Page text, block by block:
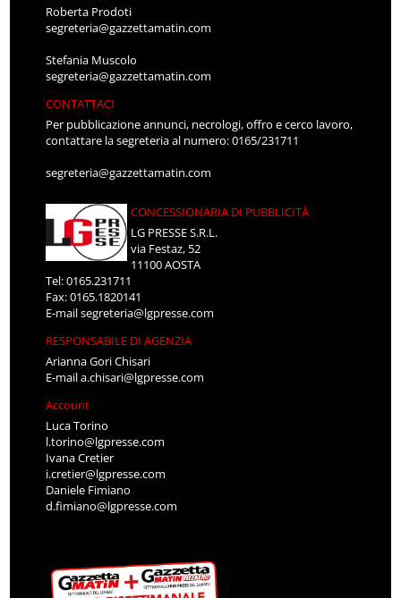
Roberta Prodoti
segreteria@gazzettamatin.com
Stefania Muscolo
segreteria@gazzettamatin.com
CONTATTACI
Per pubblicazione annunci, necrologi, offro e cerco lavoro,
contattare la segreteria al numero: 0165/231711
segreteria@gazzettamatin.com
CONCESSIONARIA DI PUBBLICITÀ
LG PRESSE S.R.L.
via Festaz, 52
11100 AOSTA
Tel: 0165.231711
Fax: 0165.1820141
E-mailsegreteria@lgpresse.com
RESPONSABILE DI AGENZIA
Arianna Gori Chisari
E-maila.chisari@lgpresse.com
Account
Luca Torino
l.torino@lgpresse.com
Ivana Cretier
i.cretier@lgpresse.com
Daniele Fimiano
d.fimiano@lgpresse.com